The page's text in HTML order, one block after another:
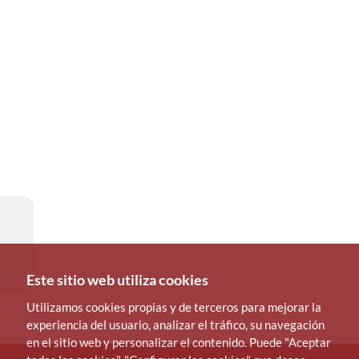
Este sitio web utiliza cookies
Utilizamos cookies propias y de terceros para mejorar la
experiencia del usuario, analizar el tráfico, su navegación
en el sitio web y personalizar el contenido. Puede "Aceptar